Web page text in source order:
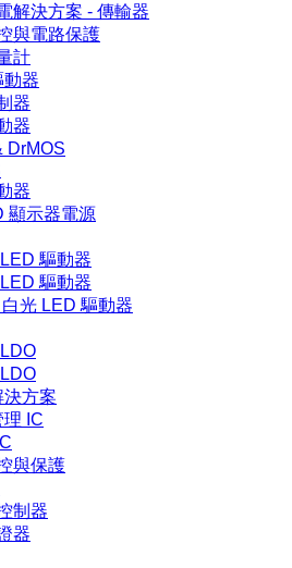
解決方案 - 傳輸器
與電路保護
計
動器
器
器
DrMOS
器
顯示器電源
驅動器
驅動器
光 LED 驅動器
方案
IC
與保護
制器
器